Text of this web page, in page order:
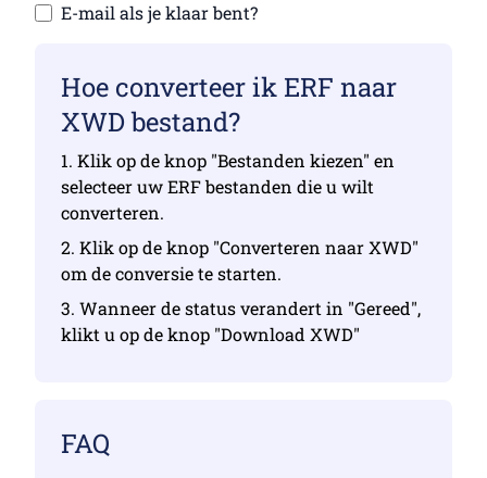
E-mail als je klaar bent?
Hoe converteer ik ERF naar
XWD bestand?
1. Klik op de knop "Bestanden kiezen" en
selecteer uw ERF bestanden die u wilt
converteren.
2. Klik op de knop "Converteren naar XWD"
om de conversie te starten.
3. Wanneer de status verandert in "Gereed",
klikt u op de knop "Download XWD"
FAQ